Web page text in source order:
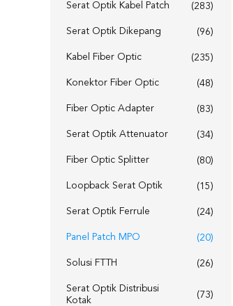
Serat Optik Kabel Patch (283)
Serat Optik Dikepang (96)
Kabel Fiber Optic (235)
Konektor Fiber Optic (48)
Fiber Optic Adapter (83)
Serat Optik Attenuator (34)
Fiber Optic Splitter (80)
Loopback Serat Optik (15)
Serat Optik Ferrule (24)
Panel Patch MPO (20)
Solusi FTTH (26)
Serat Optik Distribusi
Kotak
(73)